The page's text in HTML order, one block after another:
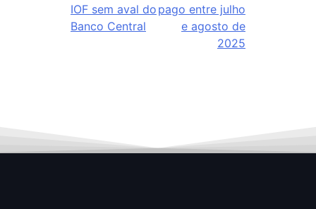
IOF sem aval do
Banco Central
pago entre julho
e agosto de
2025